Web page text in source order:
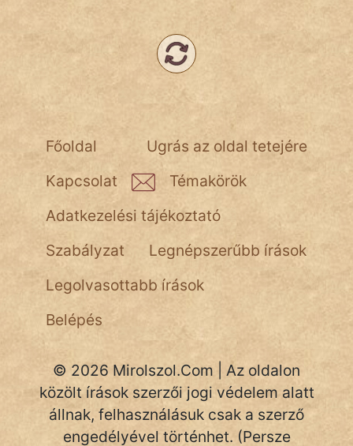
Népszerű szerzőink:
cinege
fantom
Hunor
Jób Gedeon
Láron Ádám
vörös ördög
Ugrás az oldal tetejére
Főoldal
Kapcsolat
Témakörök
Adatkezelési tájékoztató
Szabályzat
Legnépszerűbb írások
Legolvasottabb írások
Belépés
© 2026 Mirolszol.Com | Az oldalon
közölt írások szerzői jogi védelem alatt
állnak, felhasználásuk csak a szerző
engedélyével történhet. (Persze